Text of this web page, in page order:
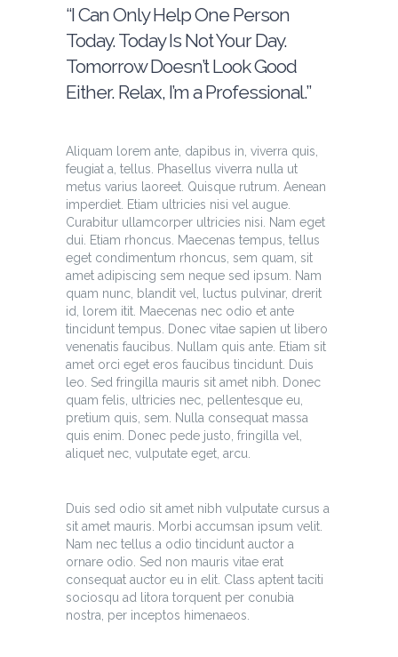
“I Can Only Help One Person
Today. Today Is Not Your Day.
Tomorrow Doesn’t Look Good
Either. Relax, I’m a Professional.”
Aliquam lorem ante, dapibus in, viverra quis,
feugiat a, tellus. Phasellus viverra nulla ut
metus varius laoreet. Quisque rutrum. Aenean
imperdiet. Etiam ultricies nisi vel augue.
Curabitur ullamcorper ultricies nisi. Nam eget
dui. Etiam rhoncus. Maecenas tempus, tellus
eget condimentum rhoncus, sem quam, sit
amet adipiscing sem neque sed ipsum. Nam
quam nunc, blandit vel, luctus pulvinar, drerit
id, lorem itit. Maecenas nec odio et ante
tincidunt tempus. Donec vitae sapien ut libero
venenatis faucibus. Nullam quis ante. Etiam sit
amet orci eget eros faucibus tincidunt. Duis
leo. Sed fringilla mauris sit amet nibh. Donec
quam felis, ultricies nec, pellentesque eu,
pretium quis, sem. Nulla consequat massa
quis enim. Donec pede justo, fringilla vel,
aliquet nec, vulputate eget, arcu.
Duis sed odio sit amet nibh vulputate cursus a
sit amet mauris. Morbi accumsan ipsum velit.
Nam nec tellus a odio tincidunt auctor a
ornare odio. Sed non mauris vitae erat
consequat auctor eu in elit. Class aptent taciti
sociosqu ad litora torquent per conubia
nostra, per inceptos himenaeos.